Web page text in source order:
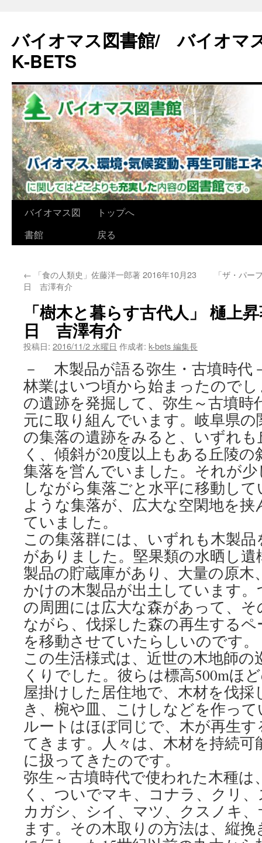
バイオマス図書館/ バイオマ
K-BETS
ン
ン
ス
ッ
プ
バイオマス図
書館
トップへ
戻る
← 「食の人類史」佐藤洋一郎著 2016年10月23
日 吉澤有介
「ザ・パ
「樹木と暮らす古代人」 樋上
日 吉澤有介
投稿日: 2016/11/2 水曜日 作成者: k-bets 編集長
－ 木製品が語る弥生・古墳時代
林業はいつ頃から始まったので
の遺跡を発掘して、弥生～古墳時
元に取り組んでいます。岐阜県
の集落の遺跡をみると、いずれ
く、傾斜が20度以上もある丘陵
集落を営んでいました。それが
しながら集落ごと水平に移動し
ような集落が、広大な空閑地を
ていました。
この集落群には、いずれも木製
がありました。堅果類の水晒し
製品の貯蔵庫があり、大量の原木
かけの木製品が出土しています
の周囲には広大な森があって、
ながら、伐採した森の再生する
を移動させていたらしいのです。
この生活様式は、近世の木地師
くりでした。彼らは標高500mほ
屋掛けした居住地で、木材を伐
き、椀や皿、こけしなどを作っ
ルートはほぼ同じで、木が再生
てきます。人々は、木材を持続
に扱ってきたのです。
弥生～古墳時代で使われた木種は
く、ついでマキ、コナラ、クリ
カガシ、シイ、マツ、クスノキ
ます。その木取りの方法は、縦